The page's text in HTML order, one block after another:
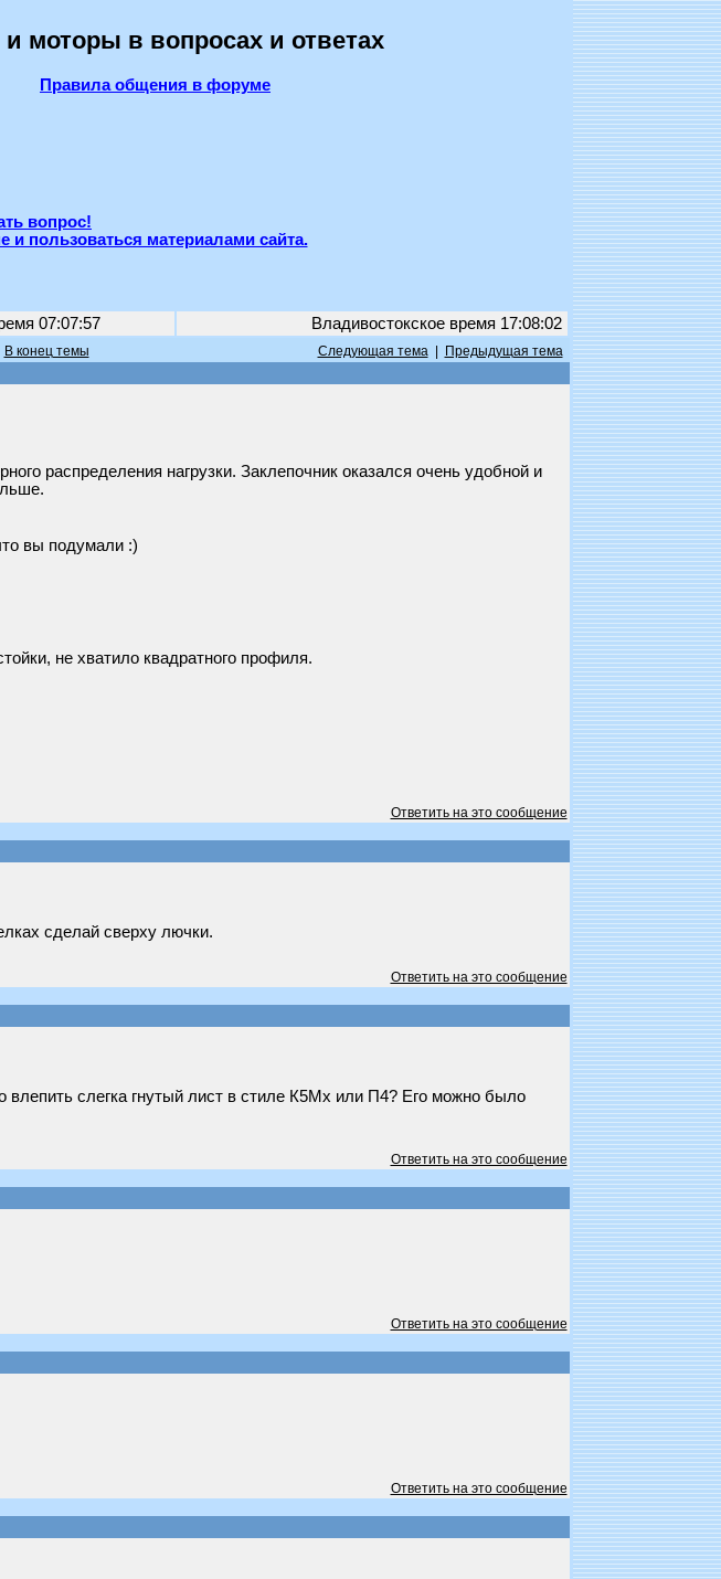
моторы в вопросах и ответах
Правила общения в форуме
вопрос!
пользоваться материалами сайта.
07:07:57 Владивостокское время 17:08:02
В конец темы Следующая тема|
Предыдущая тема
распределения нагрузки. Заклепочник оказался очень удобной и
вы подумали :)
не хватило квадратного профиля.
Ответить на это сообщение
сделай сверху лючки.
Ответить на это сообщение
слегка гнутый лист в стиле К5Мx или П4? Его можно было
Ответить на это сообщение
Ответить на это сообщение
Ответить на это сообщение